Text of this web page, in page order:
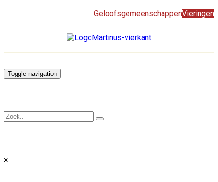
GeloofsgemeenschappenVieringen
Toggle navigation
×